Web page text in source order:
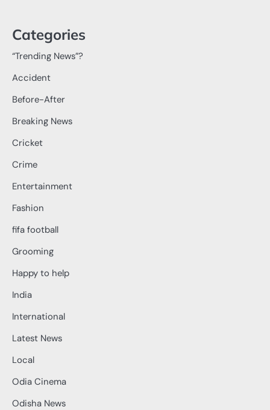
Categories
“Trending News”?
Accident
Before-After
Breaking News
Cricket
Crime
Entertainment
Fashion
fifa football
Grooming
Happy to help
India
International
Latest News
Local
Odia Cinema
Odisha News